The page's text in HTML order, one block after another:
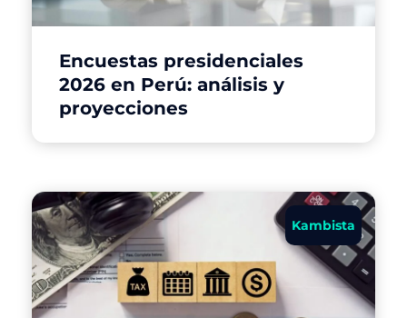
Encuestas presidenciales
2026 en Perú: análisis y
proyecciones
Kambista